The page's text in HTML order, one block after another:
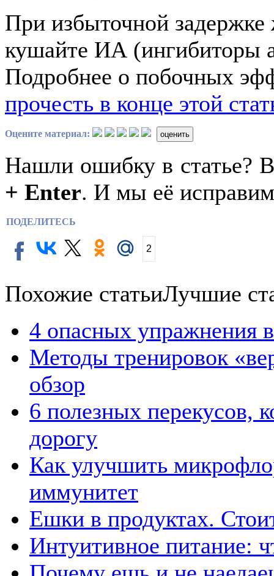
При избыточной задержке
кушайте ИА (ингибиторы
Подробнее о побочных
прочесть в конце этой
Оцените материал: оценить
Нашли ошибку в статье?
+ Enter. И мы её
ПОДЕЛИТЕСЬ
2
Похожие статьиЛучшие
4 опасных упражнения
Методы тренировок
обзор
6 полезных перекусов,
дорогу
Как улучшить
иммунитет
Ешки в продуктах.
Интуитивное питание: